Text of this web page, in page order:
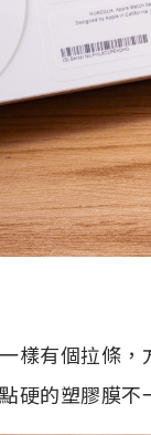
樣有個拉條
硬的塑膠膜不